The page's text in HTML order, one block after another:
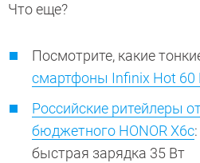
Что еще?
Посмотрите, какие
смартфоны Infinix Hot 60
Российские ритейлеры
бюджетного HONOR X6c
быстрая зарядка 35 Вт